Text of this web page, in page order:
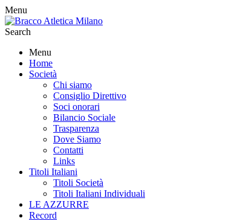
Menu
Search
Menu
Home
Società
Chi siamo
Consiglio Direttivo
Soci onorari
Bilancio Sociale
Trasparenza
Dove Siamo
Contatti
Links
Titoli Italiani
Titoli Società
Titoli Italiani Individuali
LE AZZURRE
Record